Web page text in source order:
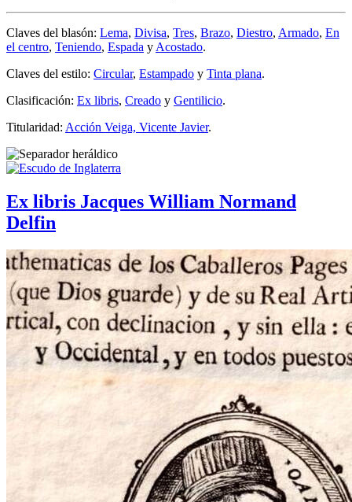
Claves del blasón: Lema, Divisa, Tres, Brazo, Diestro, Armado, En
el centro, Teniendo, Espada y Acostado.
Claves del estilo: Circular, Estampado y Tinta plana.
Clasificación: Ex libris, Creado y Gentilicio.
Titularidad: Acción Veiga, Vicente Javier.
Ex libris Jacques William Normand
Delfin